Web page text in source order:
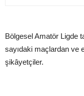
Bölgesel Amatör Ligde
sayıdaki maçlardan ve
şikâyetçiler.